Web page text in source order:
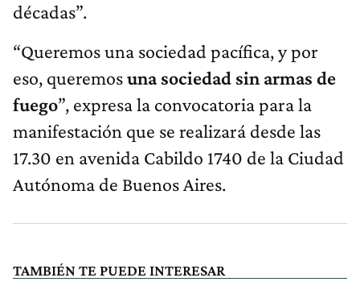
décadas”.
“Queremos una sociedad pacífica, y por
eso, queremosuna sociedad sin armas de
fuego”, expresa la convocatoria para la
manifestación que se realizará desde las
17.30 en avenida Cabildo 1740 de la Ciudad
Autónoma de Buenos Aires.
TAMBIÉN TE PUEDE INTERESAR